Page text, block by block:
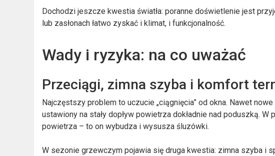
Dochodzi jeszcze kwestia światła: poranne doświetlenie jest
lub zasłonach łatwo zyskać i klimat, i funkcjonalność.
Wady i ryzyka: na co uważać
Przeciągi, zimna szyba i komfort
Najczęstszy problem to uczucie „ciągnięcia” od okna. Nawet
ustawiony na stały dopływ powietrza dokładnie nad poduszką.
powietrza – to on wybudza i wysusza śluzówki.
W sezonie grzewczym pojawia się druga kwestia: zimna szyba i